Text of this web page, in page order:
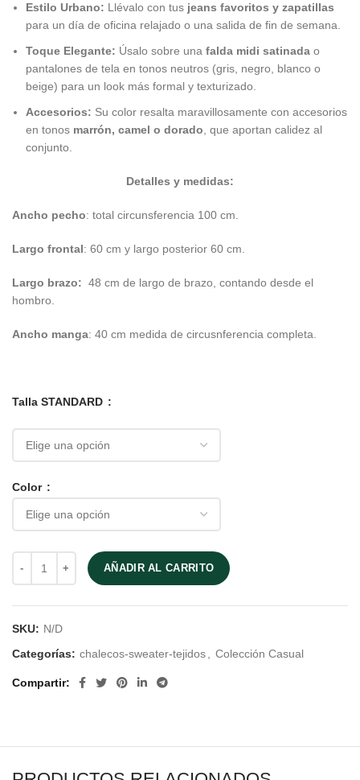
Estilo Urbano: Llévalo con tus jeans favoritos y zapatillas
para un día de oficina relajado o una salida de fin de semana.
Toque Elegante: Úsalo sobre una falda midi satinada o
pantalones de tela en tonos neutros (gris, negro, blanco o
beige) para un look más formal y texturizado.
Accesorios: Su color resalta maravillosamente con accesorios
en tonos marrón, camel o dorado, que aportan calidez al
conjunto.
Detalles y medidas:
Ancho pecho: total circunsferencia 100 cm.
Largo frontal: 60 cm y largo posterior 60 cm.
Largo brazo: 48 cm de largo de brazo, contando desde el
hombro.
Ancho manga: 40 cm medida de circusnferencia completa.
Talla STANDARD
Color
AÑADIR AL CARRITO
SKU: N/D
Categorías: chalecos-sweater-tejidos, Colección Casual
Compartir